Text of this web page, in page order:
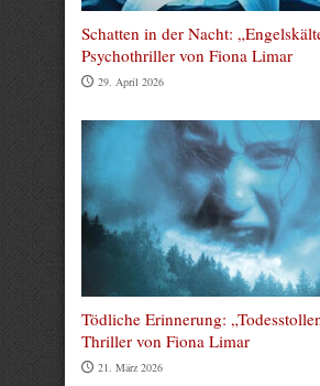
Schatten in der Nacht:
Psychothriller von Fiona Limar
29. April 2026
Tödliche Erinnerung:
Thriller von Fiona Limar
21. März 2026